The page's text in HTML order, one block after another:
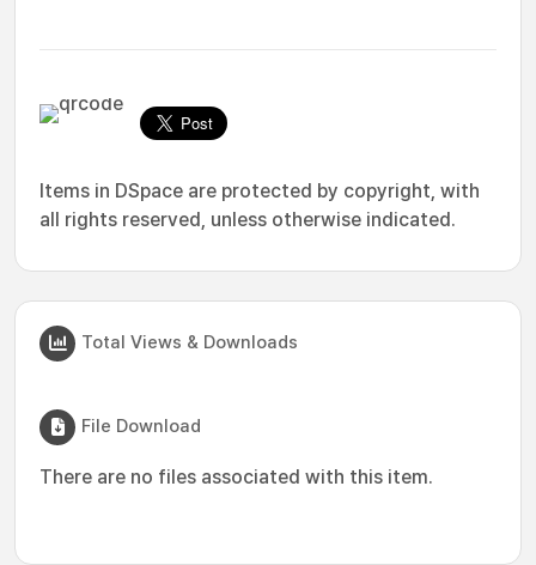
Items in DSpace are protected by copyright, with
all rights reserved, unless otherwise indicated.
Total Views & Downloads
File Download
There are no files associated with this item.